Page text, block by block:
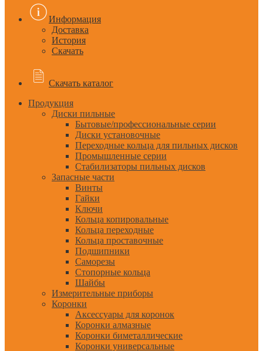
Информация
Доставка
История
Скачать
Скачать каталог
Продукция
Диски пильные
Бытовые/профессиональные серии
Диски установочные
Переходные кольца для пильных дисков
Промышленные серии
Стабилизаторы пильных дисков
Запасные части
Винты
Гайки
Ключи
Кольца копировальные
Кольца переходные
Кольца проставочные
Подшипники
Саморезы
Стопорные кольца
Шайбы
Измерительные приборы
Коронки
Аксессуары для коронок
Коронки алмазные
Коронки биметаллические
Коронки универсальные